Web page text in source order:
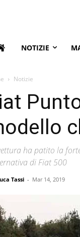
NOTIZIE
Notizie
ha patito la
di Fiat 500
Tassi - Mar 14, 2019